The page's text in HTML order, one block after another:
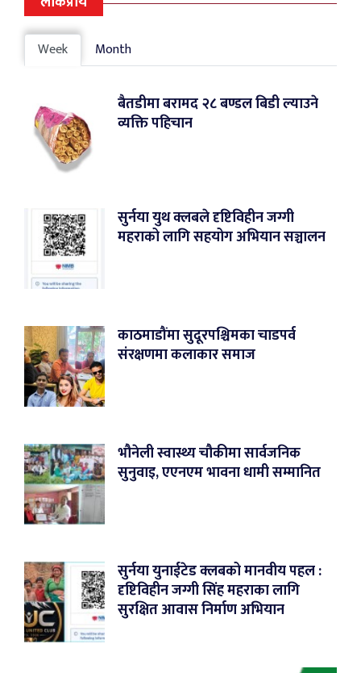
Week Month
बैतडीमा बरामद २८ बण्डल बिडी ल्याउने
व्यक्ति पहिचान
सुर्नया युथ क्लबले दृष्टिविहीन जग्गी
महराको लागि सहयोग अभियान सञ्चालन
काठमाडौंमा सुदूरपश्चिमका चाडपर्व
संरक्षणमा कलाकार समाज
भौनेली स्वास्थ्य चौकीमा सार्वजनिक
सुनुवाइ, एएनएम भावना धामी सम्मानित
सुर्नया युनाईटेड क्लबको मानवीय पहल :
दृष्टिविहीन जग्गी सिंह महराका लागि
सुरक्षित आवास निर्माण अभियान